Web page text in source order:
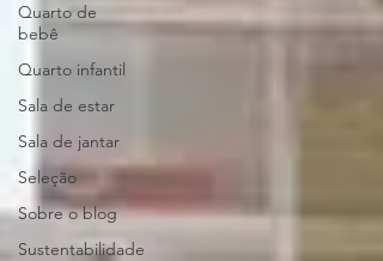
Quarto de
bebê
Quarto infantil
Sala de estar
Sala de jantar
Seleção
Sobre o blog
Sustentabilidade